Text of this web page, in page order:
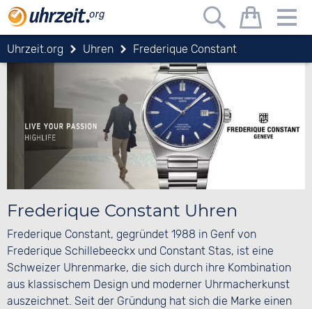
Uhrzeit.org Uhren Frederique Constant
Frederique Constant Uhren
Frederique Constant, gegründet 1988 in Genf von
Frederique Schillebeeckx und Constant Stas, ist eine
Schweizer Uhrenmarke, die sich durch ihre Kombination
aus klassischem Design und moderner Uhrmacherkunst
auszeichnet. Seit der Gründung hat sich die Marke einen